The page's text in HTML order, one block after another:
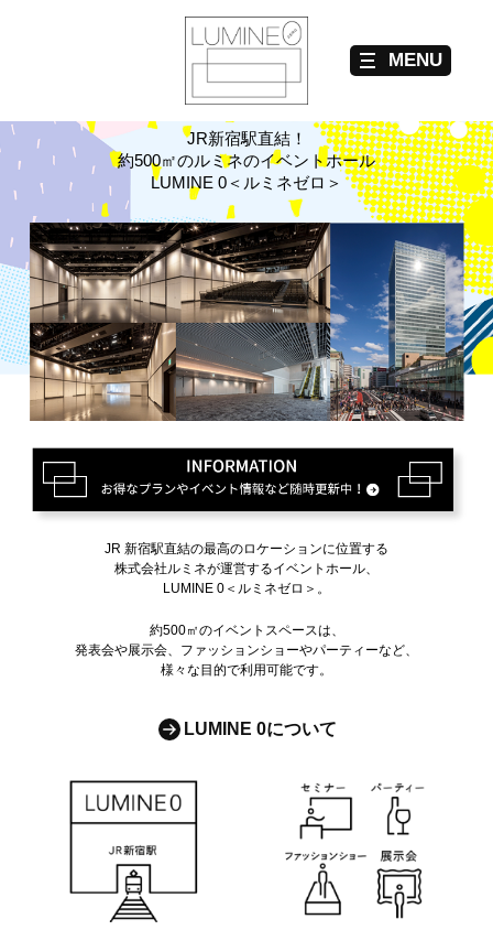
JR新宿駅直結！
約500㎡のルミネのイベントホール
LUMINE 0＜ルミネゼロ＞
JR 新宿駅直結の最高のロケーションに位置する
株式会社ルミネが運営するイベントホール、
LUMINE 0＜ルミネゼロ＞。
約500㎡のイベントスペースは、
発表会や展示会、ファッションショーやパーティーなど、
様々な目的で利用可能です。
LUMINE 0について